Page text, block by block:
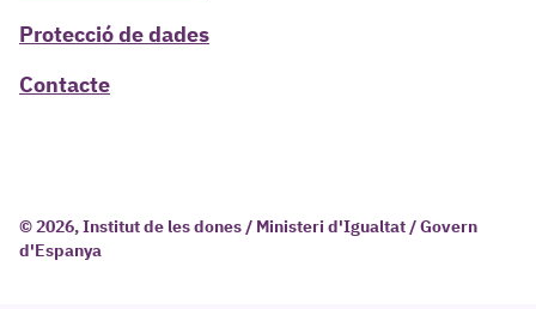
Protecció de dades
Contacte
© 2026, Institut de les dones / Ministeri d'Igualtat / Govern
d'Espanya